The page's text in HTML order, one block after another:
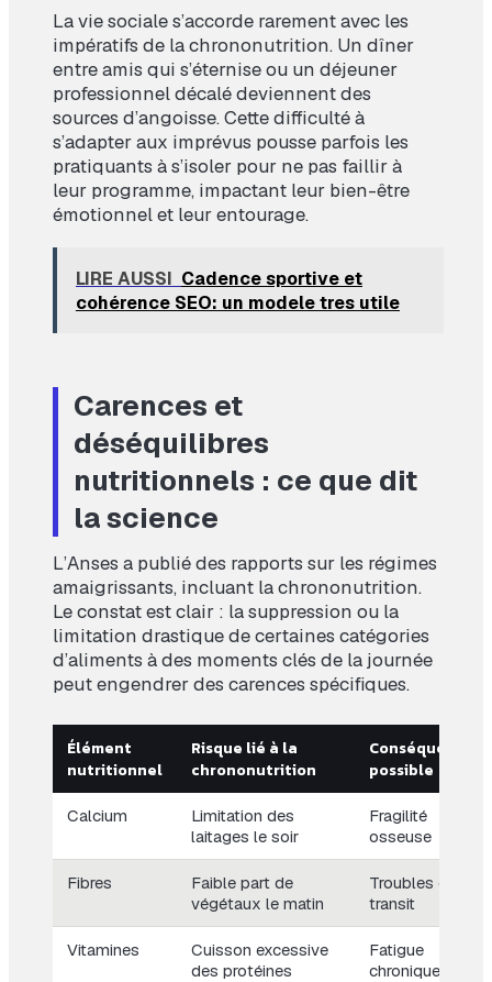
La vie sociale s’accorde rarement avec les
impératifs de la chrononutrition. Un dîner
entre amis qui s’éternise ou un déjeuner
professionnel décalé deviennent des
sources d’angoisse. Cette difficulté à
s’adapter aux imprévus pousse parfois les
pratiquants à s’isoler pour ne pas faillir à
leur programme, impactant leur bien-être
émotionnel et leur entourage.
LIRE AUSSI Cadence sportive et
cohérence SEO: un modele tres utile
Carences et
déséquilibres
nutritionnels : ce que dit
la science
L’Anses a publié des rapports sur les régimes
amaigrissants, incluant la chrononutrition.
Le constat est clair : la suppression ou la
limitation drastique de certaines catégories
d’aliments à des moments clés de la journée
peut engendrer des carences spécifiques.
Élément
nutritionnel
Risque lié à la
chrononutrition
Conséquence
possible
Calcium
Limitation des
laitages le soir
Fragilité
osseuse
Fibres
Faible part de
végétaux le matin
Troubles du
transit
Vitamines
Cuisson excessive
des protéines
Fatigue
chronique